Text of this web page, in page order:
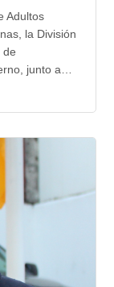
Adultos
la División
de
junto a…